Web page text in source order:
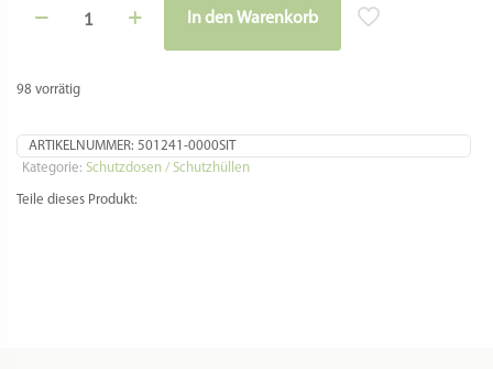
98 vorrätig
zum
Bronzematrizen,
Fattorina
MPF1,5
In den Warenkorb
ARTIKELNUMMER: 501241-0000SIT
Kategorie: Schutzdosen / Schutzhüllen
Teile dieses Produkt: